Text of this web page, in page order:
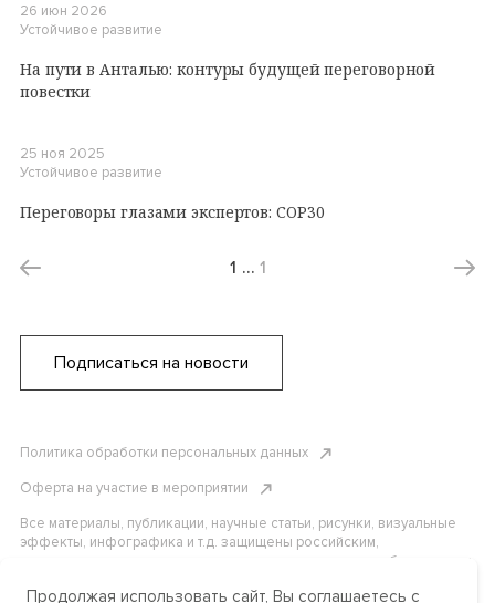
26 июн 2026
Устойчивое развитие
На пути в Анталью: контуры будущей переговорной
повестки
25 ноя 2025
Устойчивое развитие
Переговоры глазами экспертов: COP30
1 … 1
Подписаться на новости
Политика обработки персональных данных
Оферта на участие в мероприятии
Все материалы, публикации, научные статьи, рисунки, визуальные
эффекты, инфографика и т.д. защищены российским,
американским и международным законодательством об авторском
материалов без письменного разрешения АНО «Центр
Продолжая использовать сайт, Вы соглашаетесь с